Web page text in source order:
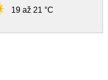
19 až 21 °C